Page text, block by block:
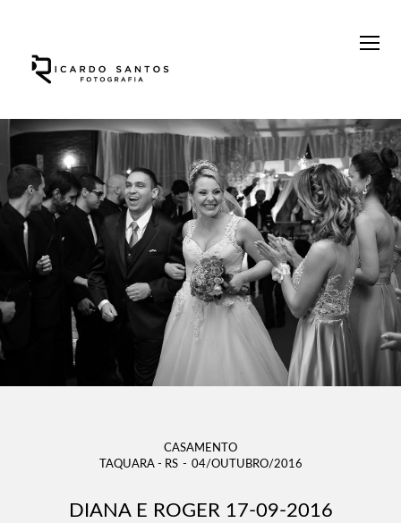
CASAMENTO
TAQUARA - RS
04/OUTUBRO/2016
DIANA E ROGER 17-09-2016